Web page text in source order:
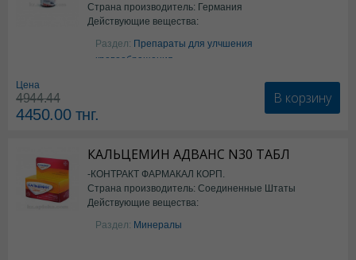
Страна производитель: Германия
Действующие вещества:
ацетилсалициловая кислота
Раздел: Препараты для улчшения
кровообращения
Цена
4944.44
4450.00тнг.
В корзину
КАЛЬЦЕМИН АДВАНС N30 ТАБЛ
-КОНТРАКТ ФАРМАКАЛ КОРП.
Страна производитель: Соединенные Штаты
Америки
Действующие вещества:
Колекальциферол+Кальция
карбонат
Раздел: Минералы